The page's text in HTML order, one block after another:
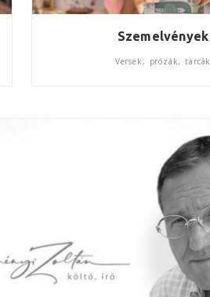
Szemelvények
Versek, prózák, tárcák